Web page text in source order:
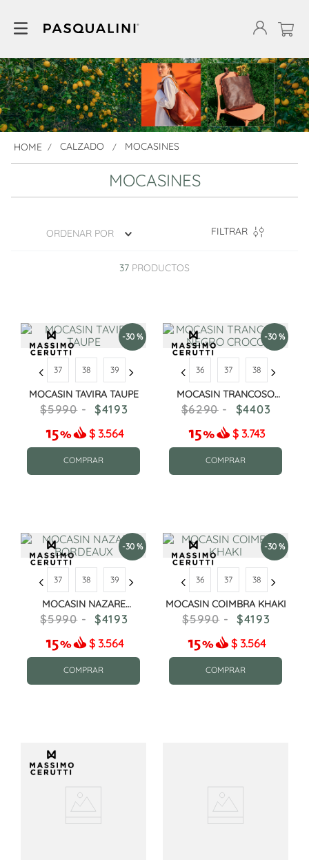
CALZADO MOCASINES
MOCASINES
ORDENAR POR FILTRAR
37 PRODUCTOS
-30 %
37 38 39
MOCASIN TAVIRA TAUPE
5990
4193
$ 3.564
COMPRAR
-30 %
36 37 38
MOCASIN TRANCOSO
NEGRO CROCO
6290
4403
$ 3.743
COMPRAR
-30 %
37 38 39
MOCASIN NAZARE
BORDEAUX
5990
4193
$ 3.564
COMPRAR
-30 %
36 37 38
MOCASIN COIMBRA KHAKI
5990
4193
$ 3.564
COMPRAR